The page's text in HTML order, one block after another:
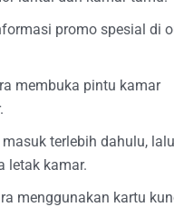
promo spesial di
membuka pintu kamar
terlebih dahulu, lalu
letak kamar.
menggunakan kartu